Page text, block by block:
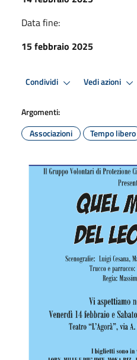
Data fine:
15 febbraio 2025
Condividi Vedi azioni
Argomenti:
Associazioni
Tempo libero